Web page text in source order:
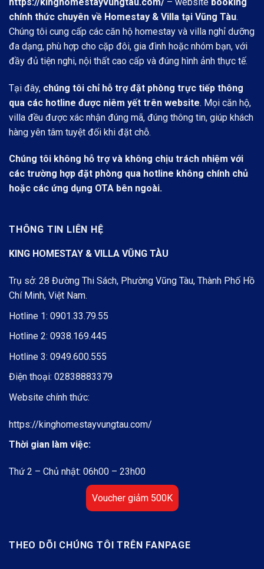
chính thức chuyên về Homestay & Villa tại Vũng Tàu.
Chúng tôi cung cấp các căn hộ homestay và villa nghỉ dưỡng
đa dạng, phù hợp cho cặp đôi, gia đình hoặc nhóm bạn, với
đầy đủ tiện nghi, nội thất cao cấp và đúng hình ảnh thực tế.
Tại đây, chúng tôi chỉ hỗ trợ đặt phòng trực tiếp thông
qua các hotline được niêm yết trên website. Mọi căn hộ,
villa đều được xác nhận đúng mã, đúng thông tin, giúp khách
hàng yên tâm tuyệt đối khi đặt chỗ.
Chúng tôi không hỗ trợ và không chịu trách nhiệm với
các trường hợp đặt phòng qua hotline không chính chủ
hoặc các ứng dụng OTA bên ngoài.
THÔNG TIN LIÊN HỆ
KING HOMESTAY & VILLA VŨNG TÀU
Trụ sở: 28 Đường Thi Sách, Phường Vũng Tàu, Thành Phố Hồ
Chí Minh, Việt Nam.
Hotline 1: 0901.33.79.55
Hotline 2: 0938.169.445
Hotline 3: 0949.600.555
Điện thoại: 02838883379
Website chính thức:
https://kinghomestayvungtau.com/
Thời gian làm việc:
Thứ 2 – Chủ nhật: 06h00 – 23h00
Voucher giảm 500K
THEO DÕI CHÚNG TÔI TRÊN FANPAGE